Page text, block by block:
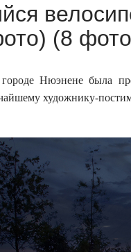
(8
Нюэнене была
художнику-